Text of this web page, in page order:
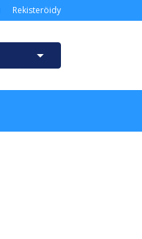
Rekisteröidy
Avaa ostoskori